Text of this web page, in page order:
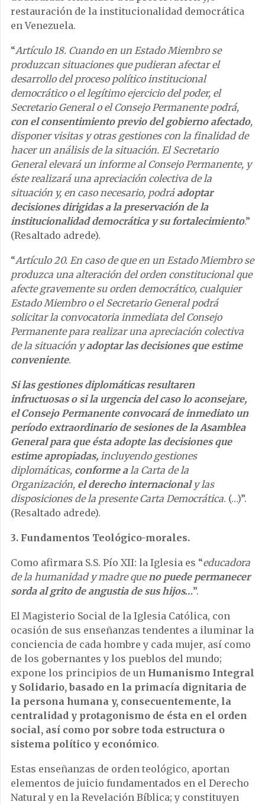
restauración de la institucionalidad democrática
en Venezuela.
“Artículo 18. Cuando en un Estado Miembro se
produzcan situaciones que pudieran afectar el
desarrollo del proceso político institucional
democrático o el legítimo ejercicio del poder, el
Secretario General o el Consejo Permanente podrá,
con el consentimiento previo del gobierno afectado,
disponer visitas y otras gestiones con la finalidad de
hacer un análisis de la situación. El Secretario
General elevará un informe al Consejo Permanente, y
éste realizará una apreciación colectiva de la
situación y, en caso necesario, podrá adoptar
decisiones dirigidas a la preservación de la
institucionalidad democrática y su fortalecimiento.”
(Resaltado adrede).
“Artículo 20. En caso de que en un Estado Miembro se
produzca una alteración del orden constitucional que
afecte gravemente su orden democrático, cualquier
Estado Miembro o el Secretario General podrá
solicitar la convocatoria inmediata del Consejo
Permanente para realizar una apreciación colectiva
de la situación yadoptar las decisiones que estime
conveniente.
Si las gestiones diplomáticas resultaren
infructuosas o si la urgencia del caso lo aconsejare,
el Consejo Permanente convocará de inmediato un
período extraordinario de sesiones de la Asamblea
General para que ésta adopte las decisiones que
estime apropiadas, incluyendo gestiones
diplomáticas, conforme ala Carta de la
Organización, el derecho internacionaly las
disposiciones de la presente Carta Democrática. (…)”.
(Resaltado adrede).
3. Fundamentos Teológico-morales.
Como afirmara S.S. Pío XII: la Iglesia es “educadora
de la humanidad y madre queno puede permanecer
sorda al grito de angustia de sus hijos…”.
El Magisterio Social de la Iglesia Católica, con
ocasión de sus enseñanzas tendentes a iluminar la
conciencia de cada hombre y cada mujer, así como
de los gobernantes y los pueblos del mundo;
expone los principios de un Humanismo Integral
y Solidario, basado en la primacía dignitaria de
la persona humana y, consecuentemente, la
centralidad y protagonismo de ésta en el orden
social, así como por sobre toda estructura o
sistema político y económico.
Estas enseñanzas de orden teológico, aportan
elementos de juicio fundamentados en el Derecho
Natural y en la Revelación Bíblica; y constituyen